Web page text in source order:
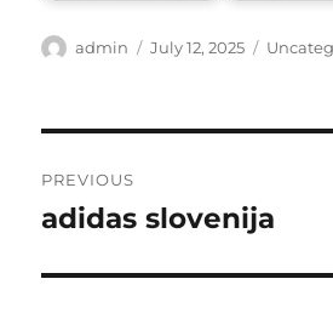
Author
admin
Posted
July 12, 2025
navigation
PREVIOUS
Previous
adidas slovenija